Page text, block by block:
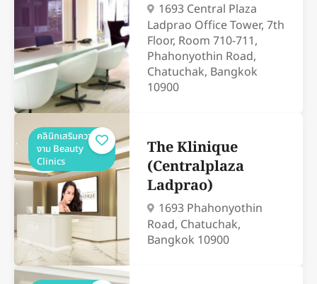
1693 Central Plaza
Ladprao Office Tower, 7th
Floor, Room 710-711,
Phahonyothin Road,
Chatuchak, Bangkok
10900
คลินิกเสริมความ
งาม Beauty
Clinics
The Klinique
(Centralplaza
Ladprao)
1693 Phahonyothin
Road, Chatuchak,
Bangkok 10900